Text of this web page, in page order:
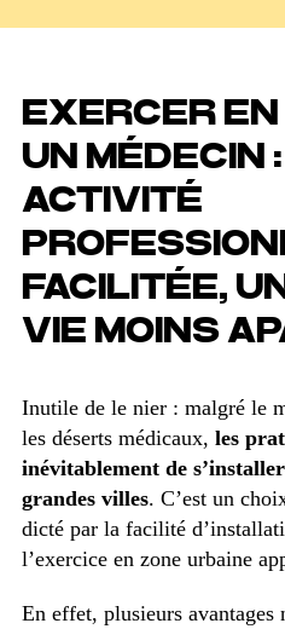
EXERCER
UN MÉDECIN
ACTIVITÉ
FACILITÉE,
VIE MOINS
Inutile de le nier : malgré le
les déserts médicaux, les
inévitablement de
grandes villes. C’est un
dicté par la facilité
l’exercice en zone urbaine
En effet, plusieurs avantages